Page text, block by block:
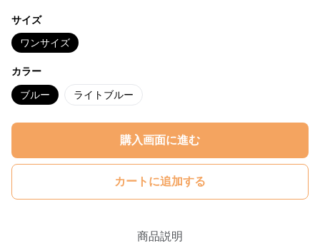
サイズ
ワンサイズ
カラー
ブルー ライトブルー
購入画面に進む
カートに追加する
商品説明